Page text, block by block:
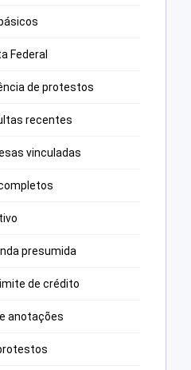
Federal
de protestos
recentes
vinculadas
presumida
de crédito
anotações